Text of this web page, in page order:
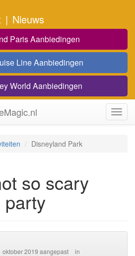
| Nieuws
Paris Aanbiedingen
Line Aanbiedingen
World Aanbiedingen
Disneyland Park
so scary
party
oktober 2019 aangepast in